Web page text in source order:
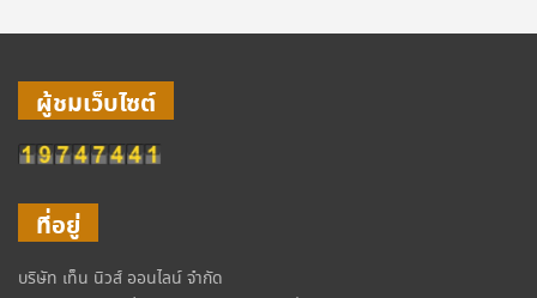
ผู้ชมเว็บไซต์
ที่อยู่
บริษัท เท็น นิวส์ ออนไลน์ จำกัด